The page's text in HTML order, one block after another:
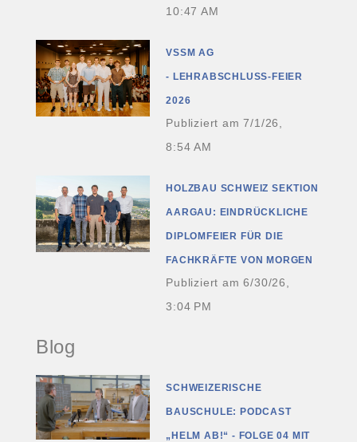
10:47 AM
VSSM AG
- LEHRABSCHLUSS-FEIER
2026
Publiziert am 7/1/26,
8:54 AM
HOLZBAU SCHWEIZ SEKTION
AARGAU: EINDRÜCKLICHE
DIPLOMFEIER FÜR DIE
FACHKRÄFTE VON MORGEN
Publiziert am 6/30/26,
3:04 PM
Blog
SCHWEIZERISCHE
BAUSCHULE: PODCAST
„HELM AB!“ - FOLGE 04 MIT